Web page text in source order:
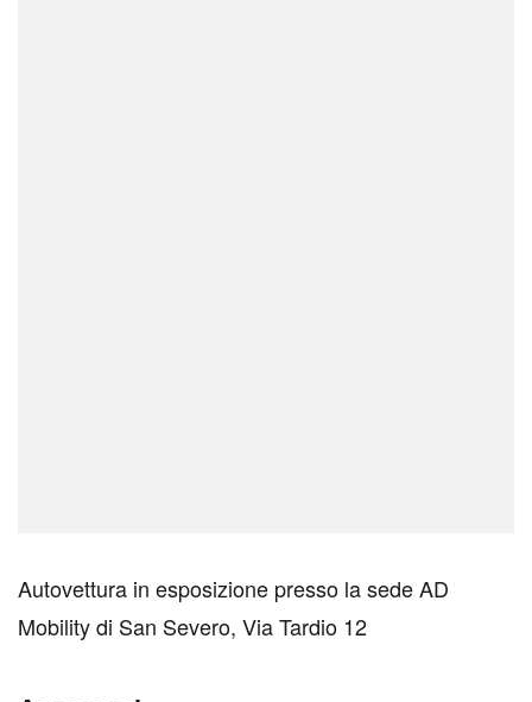
Autovettura in esposizione presso la sede AD
Mobility di San Severo, Via Tardio 12